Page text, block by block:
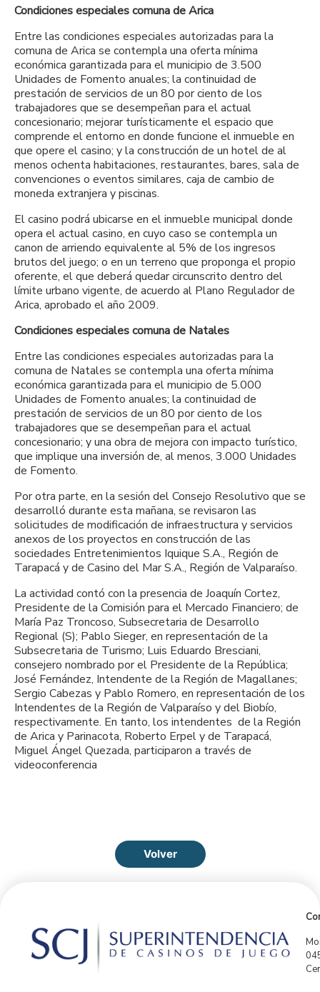
Condiciones especiales comuna de Arica
Entre las condiciones especiales autorizadas para la
comuna de Arica se contempla una oferta mínima
económica garantizada para el municipio de 3.500
Unidades de Fomento anuales; la continuidad de
prestación de servicios de un 80 por ciento de los
trabajadores que se desempeñan para el actual
concesionario; mejorar turísticamente el espacio que
comprende el entorno en donde funcione el inmueble en
que opere el casino; y la construcción de un hotel de al
menos ochenta habitaciones, restaurantes, bares, sala de
convenciones o eventos similares, caja de cambio de
moneda extranjera y piscinas.
El casino podrá ubicarse en el inmueble municipal donde
opera el actual casino, en cuyo caso se contempla un
canon de arriendo equivalente al 5% de los ingresos
brutos del juego; o en un terreno que proponga el propio
oferente, el que deberá quedar circunscrito dentro del
límite urbano vigente, de acuerdo al Plano Regulador de
Arica, aprobado el año 2009.
Condiciones especiales comuna de Natales
Entre las condiciones especiales autorizadas para la
comuna de Natales se contempla una oferta mínima
económica garantizada para el municipio de 5.000
Unidades de Fomento anuales; la continuidad de
prestación de servicios de un 80 por ciento de los
trabajadores que se desempeñan para el actual
concesionario; y una obra de mejora con impacto turístico,
que implique una inversión de, al menos, 3.000 Unidades
de Fomento.
Por otra parte, en la sesión del Consejo Resolutivo que se
desarrolló durante esta mañana, se revisaron las
solicitudes de modificación de infraestructura y servicios
anexos de los proyectos en construcción de las
sociedades Entretenimientos Iquique S.A., Región de
Tarapacá y de Casino del Mar S.A., Región de Valparaíso.
La actividad contó con la presencia de Joaquín Cortez,
Presidente de la Comisión para el Mercado Financiero; de
María Paz Troncoso, Subsecretaria de Desarrollo
Regional (S); Pablo Sieger, en representación de la
Subsecretaria de Turismo; Luis Eduardo Bresciani,
consejero nombrado por el Presidente de la República;
José Fernández, Intendente de la Región de Magallanes;
Sergio Cabezas y Pablo Romero, en representación de los
Intendentes de la Región de Valparaíso y del Biobío,
respectivamente. En tanto, los intendentes de la Región
de Arica y Parinacota, Roberto Erpel y de Tarapacá,
Miguel Ángel Quezada, participaron a través de
videoconferencia
Volver